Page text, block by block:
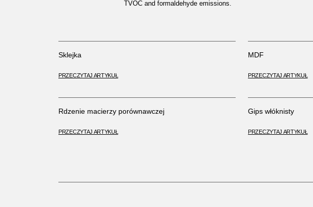
TVOC and formaldehyde emissions.
Sklejka
PRZECZYTAJ ARTYKUŁ
MDF
PRZECZYTAJ ARTYKUŁ
Rdzenie macierzy porównawczej
PRZECZYTAJ ARTYKUŁ
Gips włóknisty
PRZECZYTAJ ARTYKUŁ